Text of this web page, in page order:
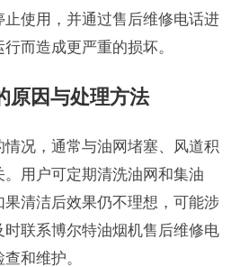
使用，并通过售后维修电话进
而造成更严重的损坏。
原因与处理方法
况，通常与油网堵塞、风道积
用户可定期清洗油网和集油
清洁后效果仍不理想，可能涉
时联系博尔特油烟机售后维修电
和维护。